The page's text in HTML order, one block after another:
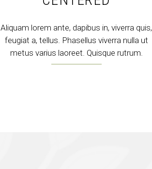
Aliquam lorem ante, dapibus in, viverra quis,
feugiat a, tellus. Phasellus viverra nulla ut
metus varius laoreet. Quisque rutrum.